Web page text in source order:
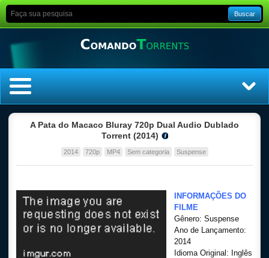
Buscar
Dublado
A Pata do Macaco Bluray 720p Dual Audio Dublado
Torrent (2014)
2014 720p MP4 Sem categoria Suspense
INFORMAÇÕES DO
FILME
Gênero: Suspense
Ano de Lançamento:
2014
Idioma Original: Inglês